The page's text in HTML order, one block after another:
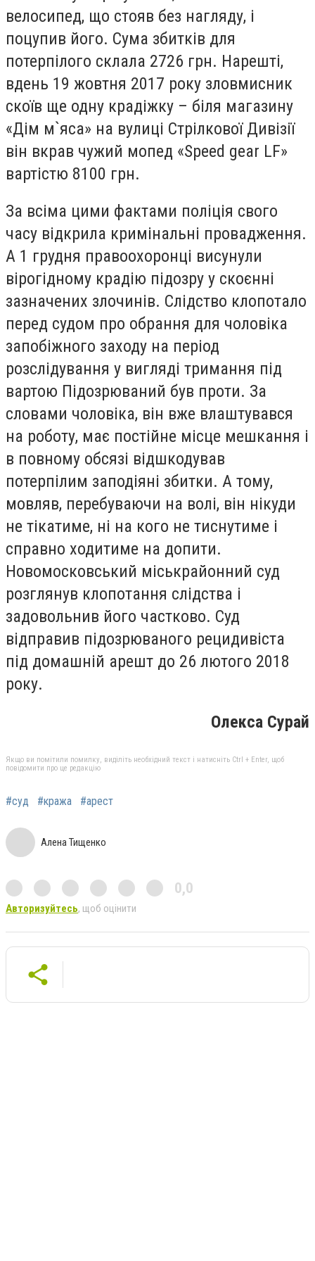
велосипед, що стояв без нагляду, і
поцупив його. Сума збитків для
потерпілого склала 2726 грн. Нарешті,
вдень 19 жовтня 2017 року зловмисник
скоїв ще одну крадіжку – біля магазину
«Дім м`яса» на вулиці Стрілкової Дивізії
він вкрав чужий мопед «Speed gear LF»
вартістю 8100 грн.
За всіма цими фактами поліція свого
часу відкрила кримінальні провадження.
А 1 грудня правоохоронці висунули
вірогідному крадію підозру у скоєнні
зазначених злочинів. Слідство клопотало
перед судом про обрання для чоловіка
запобіжного заходу на період
розслідування у вигляді тримання під
вартою Підозрюваний був проти. За
словами чоловіка, він вже влаштувався
на роботу, має постійне місце мешкання і
в повному обсязі відшкодував
потерпілим заподіяні збитки. А тому,
мовляв, перебуваючи на волі, він нікуди
не тікатиме, ні на кого не тиснутиме і
справно ходитиме на допити.
Новомосковський міськрайонний суд
розглянув клопотання слідства і
задовольнив його частково. Суд
відправив підозрюваного рецидивіста
під домашній арешт до 26 лютого 2018
року.
Олекса Сурай
Якщо ви помітили помилку, виділіть необхідний текст і натисніть Ctrl + Enter, щоб
повідомити про це редакцію
#суд #кража #арест
Алена Тищенко
0,0
Авторизуйтесь, щоб оцінити